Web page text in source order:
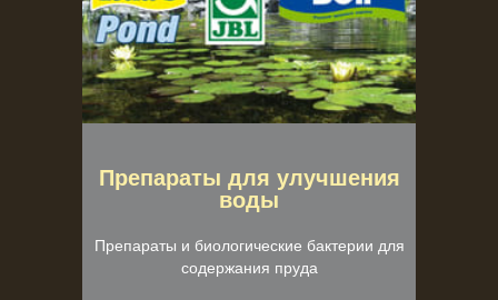
Препараты для улучшения
воды
Препараты и биологические бактерии для
содержания пруда